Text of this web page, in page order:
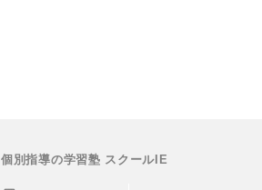
個別指導の学習塾 スクールIE